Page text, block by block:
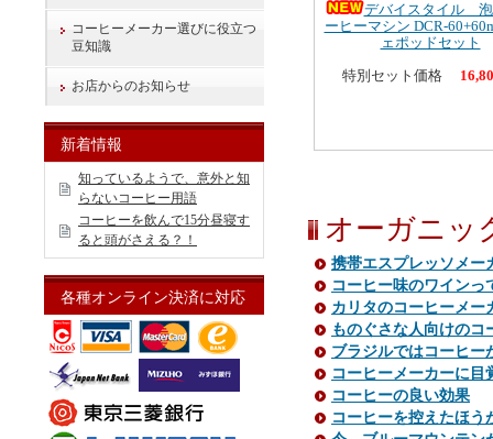
デバイスタイル
ーヒーマシン DCR-
ェポッドセット
特別セット価格
オーガニッ
携帯エスプレッソメー
コーヒー味のワインっ
カリタのコーヒーメー
ものぐさな人向けのコ
ブラジルではコーヒー
コーヒーメーカーに目
コーヒーの良い効果
コーヒーを控えたほう
コーヒーメーカー選びに役立つ
豆知識
お店からのお知らせ
新着情報
知っているようで、意外と知
らないコーヒー用語
コーヒーを飲んで15分昼寝す
ると頭がさえる？！
各種オンライン決済に対応